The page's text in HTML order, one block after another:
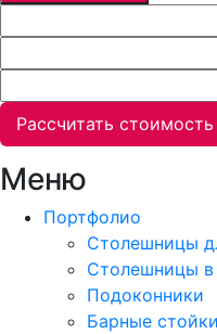
Рассчитать стоимость
Меню
Портфолио
Столешницы
Столешницы в
Подоконники
Барные стойки